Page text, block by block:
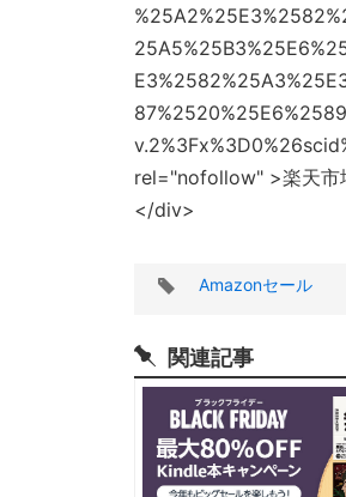
rel="nofollow" >楽天
</div>
タ
Amazonセール
関連記事